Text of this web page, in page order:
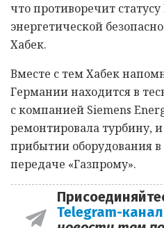
что противоречит
энергетической
Хабек.
Вместе с тем Хабек
Германии находится в
с компанией Siemens
ремонтировала турбину,
прибытии оборудования в
передаче «Газпрому».
Telegram-